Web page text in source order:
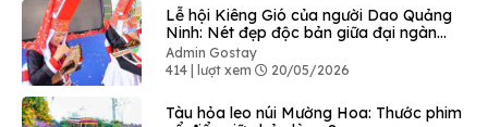
Lễ hội Kiêng Gió của người Dao Quảng
Ninh: Nét đẹp độc bản giữa đại ngàn
Bình Liêu
Admin Gostay
414 | lượt xem
20/05/2026
Tàu hỏa leo núi Mường Hoa: Thước phim